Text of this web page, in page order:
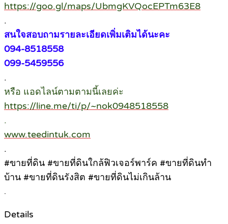
https://goo.gl/maps/UbmgKVQocEPTm63E8
.
สนใจสอบถามรายละเอียดเพิ่มเติมได้นะคะ
094-8518558
099-5459556
.
หรือ แอดไลน์ตามตามนี้เลยค่ะ
https://line.me/ti/p/~nok0948518558
.
www.teedintuk.com
.
#ขายที่ดิน #ขายที่ดินใกล้ฟิวเจอร์พาร์ค #ขายที่ดินทำ
บ้าน #ขายที่ดินรังสิต #ขายที่ดินไม่เกินล้าน
.
Details